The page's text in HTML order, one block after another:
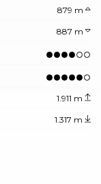
879 m
887 m
1.911 m
1.317 m